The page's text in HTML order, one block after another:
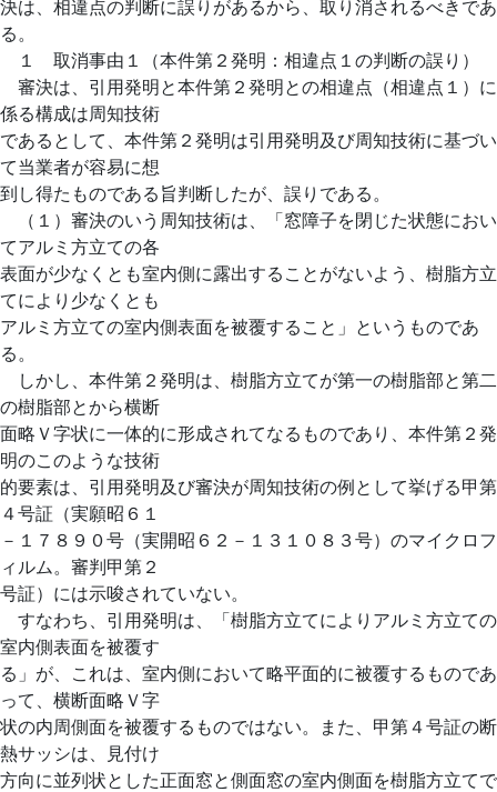
決は、相違点の判断に誤りがあるから、取り消されるべきであ
る。
１ 取消事由１（本件第２発明：相違点１の判断の誤り）
審決は、引用発明と本件第２発明との相違点（相違点１）に
係る構成は周知技術
であるとして、本件第２発明は引用発明及び周知技術に基づい
て当業者が容易に想
到し得たものである旨判断したが、誤りである。
（１）審決のいう周知技術は、「窓障子を閉じた状態におい
てアルミ方立ての各
表面が少なくとも室内側に露出することがないよう、樹脂方立
てにより少なくとも
アルミ方立ての室内側表面を被覆すること」というものであ
る。
しかし、本件第２発明は、樹脂方立てが第一の樹脂部と第二
の樹脂部とから横断
面略Ｖ字状に一体的に形成されてなるものであり、本件第２発
明のこのような技術
的要素は、引用発明及び審決が周知技術の例として挙げる甲第
４号証（実願昭６１
－１７８９０号（実開昭６２－１３１０８３号）のマイクロフ
ィルム。審判甲第２
号証）には示唆されていない。
すなわち、引用発明は、「樹脂方立てによりアルミ方立ての
室内側表面を被覆す
る」が、これは、室内側において略平面的に被覆するものであ
って、横断面略Ｖ字
状の内周側面を被覆するものではない。また、甲第４号証の断
熱サッシは、見付け
方向に並列状とした正面窓と側面窓の室内側面を樹脂方立てで